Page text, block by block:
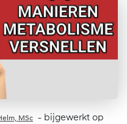
MSc - bijgewerkt op